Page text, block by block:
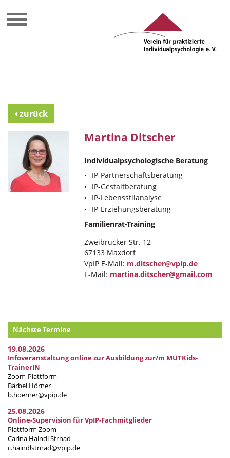
zurück
Martina Ditscher
Individualpsychologische Beratung
IP-Partnerschaftsberatung
IP-Gestaltberatung
IP-Lebensstilanalyse
IP-Erziehungsberatung
Familienrat-Training
Zweibrücker Str. 12
67133 Maxdorf
VpIP E-Mail: m.ditscher@vpip.de
E-Mail: martina.ditscher@gmail.com
Nächste Termine
19.08.2026
Infoveranstaltung online zur Ausbildung zur/m MUTKids-
TrainerIN
Zoom-Plattform
Bärbel Hörner
b.hoerner@vpip.de
25.08.2026
Online-Supervision für VpIP-Fachmitglieder
Plattform Zoom
Carina Haindl Strnad
c.haindlstrnad@vpip.de